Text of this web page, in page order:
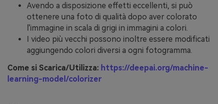
Avendo a disposizione effetti eccellenti, si può
ottenere una foto di qualità dopo aver colorato
l'immagine in scala di grigi in immagini a colori.
I video più vecchi possono inoltre essere modificati
aggiungendo colori diversi a ogni fotogramma.
Come si Scarica/Utilizza: https://deepai.org/machine-
learning-model/colorizer